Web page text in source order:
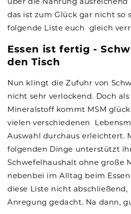
das ist zum Glück gar nicht so
folgende Liste euch gleich
Essen ist fertig -
den Tisch
Nun klingt die Zufuhr von
nicht sehr verlockend. Doch
Mineralstoff kommt MSM
vielen verschiedenen
Auswahl durchaus erleichtert.
folgenden Dinge unterstützt
Schwefelhaushalt ohne große
nebenbei im Alltag beim
diese Liste nicht
Anregung gedacht. Na dann,